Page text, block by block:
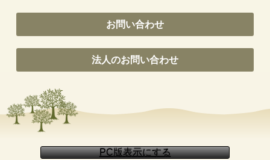
お問い合わせ
法人のお問い合わせ